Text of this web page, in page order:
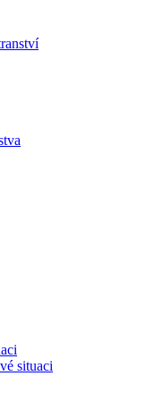
situaci